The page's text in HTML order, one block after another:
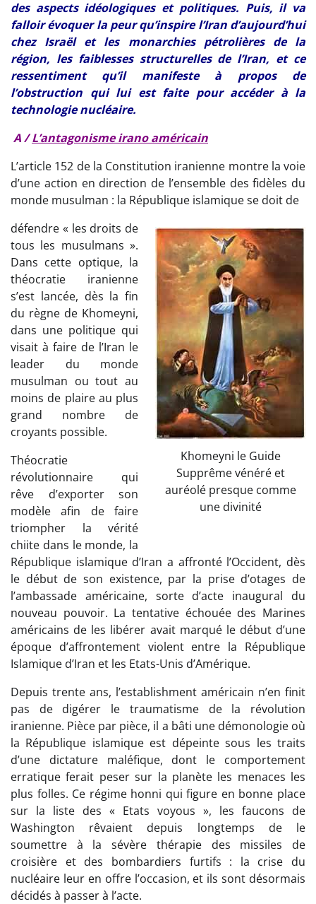
des aspects idéologiques et politiques. Puis, il va
falloir évoquer la peur qu’inspire l’Iran d’aujourd’hui
chez Israël et les monarchies pétrolières de la
région, les faiblesses structurelles de l’Iran, et ce
ressentiment qu’il manifeste à propos de
l’obstruction qui lui est faite pour accéder à la
technologie nucléaire.
A /L’antagonisme irano américain
L’article 152 de la Constitution iranienne montre la voie
d’une action en direction de l’ensemble des fidèles du
monde musulman : la République islamique se doit de
Khomeyni le Guide
Supprême vénéré et
auréolé presque comme
une divinité
défendre « les droits de
tous les musulmans ».
Dans cette optique, la
théocratie iranienne
s’est lancée, dès la fin
du règne de Khomeyni,
dans une politique qui
visait à faire de l’Iran le
leader du monde
musulman ou tout au
moins de plaire au plus
grand nombre de
croyants possible.
Théocratie
révolutionnaire qui
rêve d’exporter son
modèle afin de faire
triompher la vérité
chiite dans le monde, la
République islamique d’Iran a affronté l’Occident, dès
le début de son existence, par la prise d’otages de
l’ambassade américaine, sorte d’acte inaugural du
nouveau pouvoir. La tentative échouée des Marines
américains de les libérer avait marqué le début d’une
époque d’affrontement violent entre la République
Islamique d’Iran et les Etats-Unis d’Amérique.
Depuis trente ans, l’establishment américain n’en finit
pas de digérer le traumatisme de la révolution
iranienne. Pièce par pièce, il a bâti une démonologie où
la République islamique est dépeinte sous les traits
d’une dictature maléfique, dont le comportement
erratique ferait peser sur la planète les menaces les
plus folles. Ce régime honni qui figure en bonne place
sur la liste des « Etats voyous », les faucons de
Washington rêvaient depuis longtemps de le
soumettre à la sévère thérapie des missiles de
croisière et des bombardiers furtifs : la crise du
nucléaire leur en offre l’occasion, et ils sont désormais
décidés à passer à l’acte.